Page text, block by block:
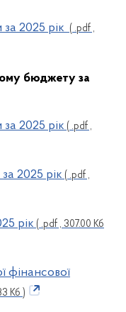
за 2025 рік ( .pdf ,
бюджету за
за 2025 рік ( .pdf ,
2025 рік ( .pdf ,
рік ( .pdf , 307.00 Кб
фінансової
Кб )